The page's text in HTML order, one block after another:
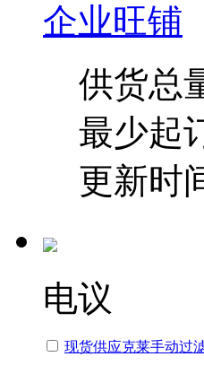
企业旺铺
供货总
最少起
更新时
电议
现货供应克莱手动过